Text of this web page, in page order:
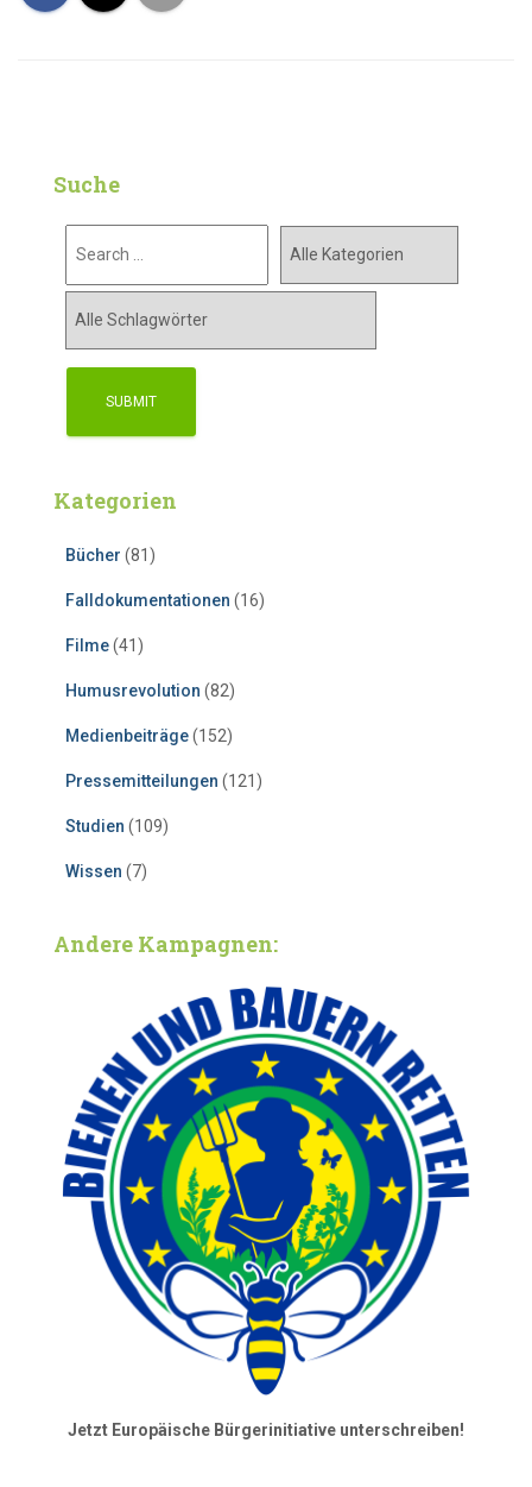
Suche
Kategorien
Bücher (81)
Falldokumentationen (16)
Filme(41)
Humusrevolution (82)
Medienbeiträge(152)
Pressemitteilungen (121)
Studien (109)
Wissen (7)
Andere Kampagnen:
Jetzt Europäische Bürgerinitiative unterschreiben!